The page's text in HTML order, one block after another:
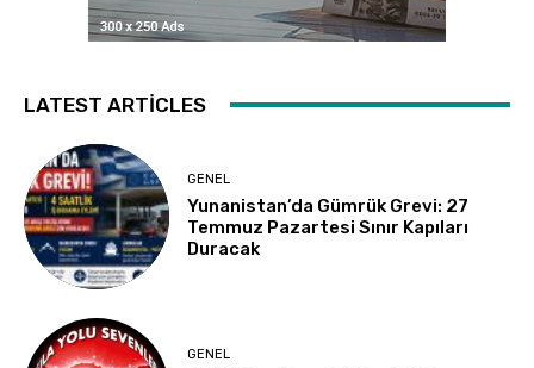
LATEST ARTICLES
GENEL
Yunanistan’da Gümrük Grevi: 27
Temmuz Pazartesi Sınır Kapıları
Duracak
GENEL